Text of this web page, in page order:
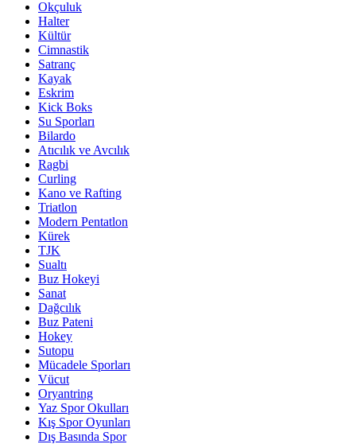
Okçuluk
Halter
Kültür
Cimnastik
Satranç
Kayak
Eskrim
Kick Boks
Su Sporları
Bilardo
Atıcılık ve Avcılık
Ragbi
Curling
Kano ve Rafting
Triatlon
Modern Pentatlon
Kürek
TJK
Sualtı
Buz Hokeyi
Sanat
Dağcılık
Buz Pateni
Hokey
Sutopu
Mücadele Sporları
Vücut
Oryantring
Yaz Spor Okulları
Kış Spor Oyunları
Dış Basında Spor